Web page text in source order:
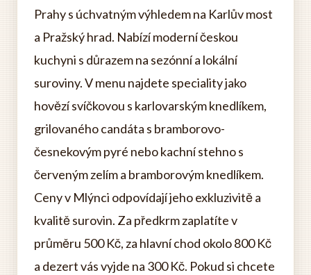
Prahy s úchvatným výhledem na Karlův most
a Pražský hrad. Nabízí moderní českou
kuchyni s důrazem na sezónní a lokální
suroviny. V menu najdete speciality jako
hovězí svíčkovou s karlovarským knedlíkem,
grilovaného candáta s bramborovo-
česnekovým pyré nebo kachní stehno s
červeným zelím a bramborovým knedlíkem.
Ceny v Mlýnci odpovídají jeho exkluzivitě a
kvalitě surovin. Za předkrm zaplatíte v
průměru 500 Kč, za hlavní chod okolo 800 Kč
a dezert vás vyjde na 300 Kč. Pokud si chcete